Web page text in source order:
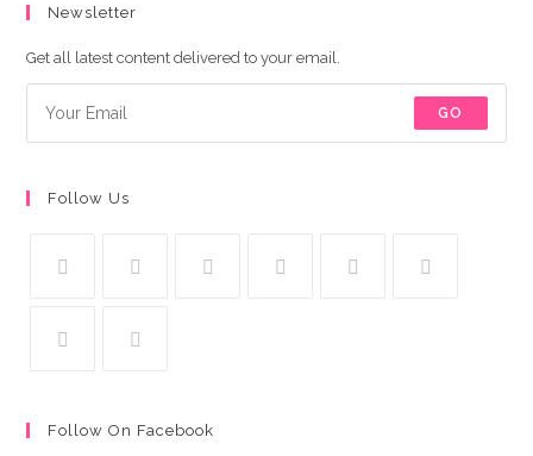
Newsletter
Get all latest content delivered to your email.
GO
Follow Us
Follow On Facebook